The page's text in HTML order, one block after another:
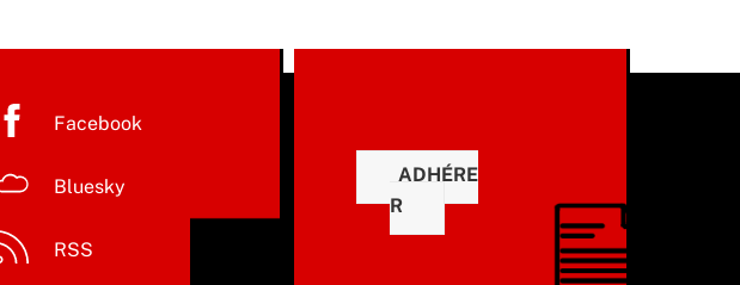
Facebook
Bluesky
RSS
ADHÉRE
R